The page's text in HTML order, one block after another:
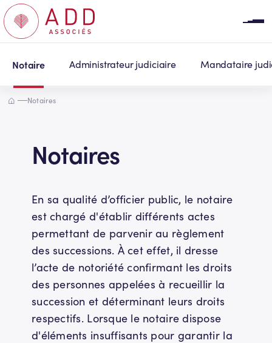
Notaire Administrateur judiciaire Mandataire
AccueilNotaires
Notaires
En sa qualité d’officier public, le notaire
est chargé d'établir différents actes
permettant de parvenir au règlement
des successions. À cet effet, il dresse
l’acte de notoriété confirmant les droits
des personnes appelées à recueillir la
succession et déterminant leurs droits
respectifs. Lorsque le notaire dispose
d'éléments insuffisants pour garantir la
Panneau de gestion des cookies